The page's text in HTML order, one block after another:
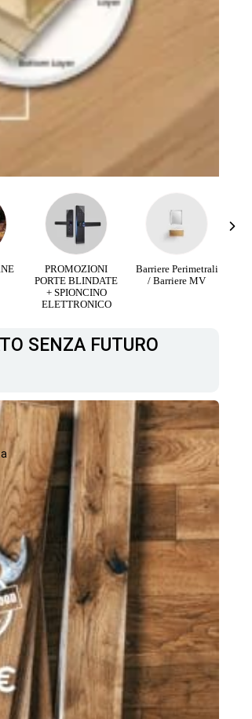
Barriere Perimetrali
/ Barriere MV
Infissi Aluminio e
Legno
SENZA FUTURO